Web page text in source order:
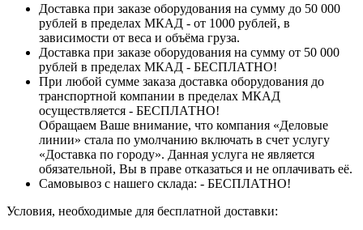
Доставка при заказе оборудования на сумму до 50 000
рублей в пределах МКАД - от 1000 рублей, в
зависимости от веса и объёма груза.
Доставка при заказе оборудования на сумму от 50 000
рублей в пределах МКАД - БЕСПЛАТНО!
При любой сумме заказа доставка оборудования до
транспортной компании в пределах МКАД
осуществляется - БЕСПЛАТНО!
Обращаем Ваше внимание, что компания «Деловые
линии» стала по умолчанию включать в счет услугу
«Доставка по городу». Данная услуга не является
обязательной, Вы в праве отказаться и не оплачивать её.
Самовывоз с нашего склада: - БЕСПЛАТНО!
Условия, необходимые для бесплатной доставки: